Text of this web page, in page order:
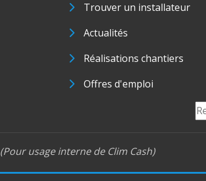
Trouver un installateur
Actualités
Réalisations chantiers
Offres d'emploi
(Pour usage interne de Clim Cash)